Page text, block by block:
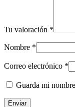
Tu valoración *
Nombre *
Correo electrónico *
Guarda mi